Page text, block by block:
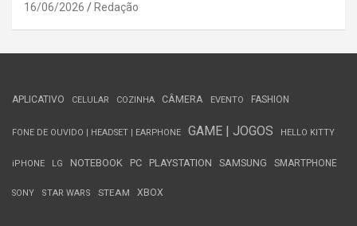
16/06/2026 Redação
APLICATIVO CELULAR COZINHA CÂMERA EVENTO FASHION
FONE DE OUVIDO | HEADSET | EARPHONE GAME | JOGOS HELLO KITTY
iPHONE LG NOTEBOOK PC PLAYSTATION SAMSUNG SMARTPHONE
SONY STAR WARS STEAM XBOX